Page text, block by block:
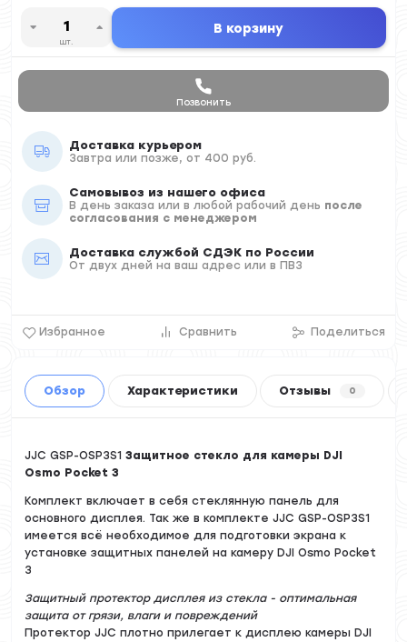
шт.
В корзину
Позвонить
Доставка курьером
Завтра или позже, от 400 руб.
Самовывоз из нашего офиса
В день заказа или в любой рабочий день после
согласования с менеджером
Доставка службой СДЭК по России
От двух дней на ваш адрес или в ПВЗ
Избранное Сравнить Поделиться
Обзор Характеристики Отзывы 0
JJC GSP-OSP3S1Защитное стекло для камеры DJI
Osmo Pocket 3
Комплект включает в себя стеклянную панель для
основного дисплея. Так же в комплекте JJC GSP-OSP3S1
имеется всё необходимое для подготовки экрана к
установке защитных панелей на камеру DJI Osmo Pocket
3
Защитный протектор дисплея из стекла - оптимальная
защита от грязи, влаги и повреждений
Протектор JJC плотно прилегает к дисплею камеры DJI